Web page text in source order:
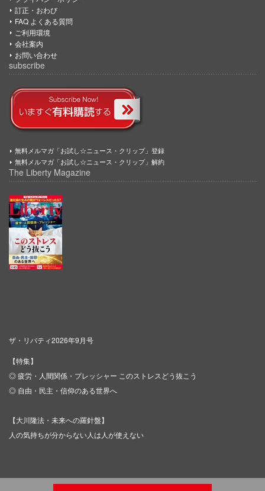
訂正・おわび
FAQ よくある質問
ご利用環境
会社案内
お問い合わせ
subscribe
無料メルマガ「お試し☆ニュース・クリップ」登録
無料メルマガ「お試し☆ニュース・クリップ」解約
The Liberty Magazine
ザ・リバティ2026年9月号
【特集】
◎ 疲労・人間関係・プレッシャー このストレスどう抜こう
◎ 自由・民主・信仰のある世界へ
【大川隆法・未来への羅針盤】
人の気持ちが分からない人は人が使えない